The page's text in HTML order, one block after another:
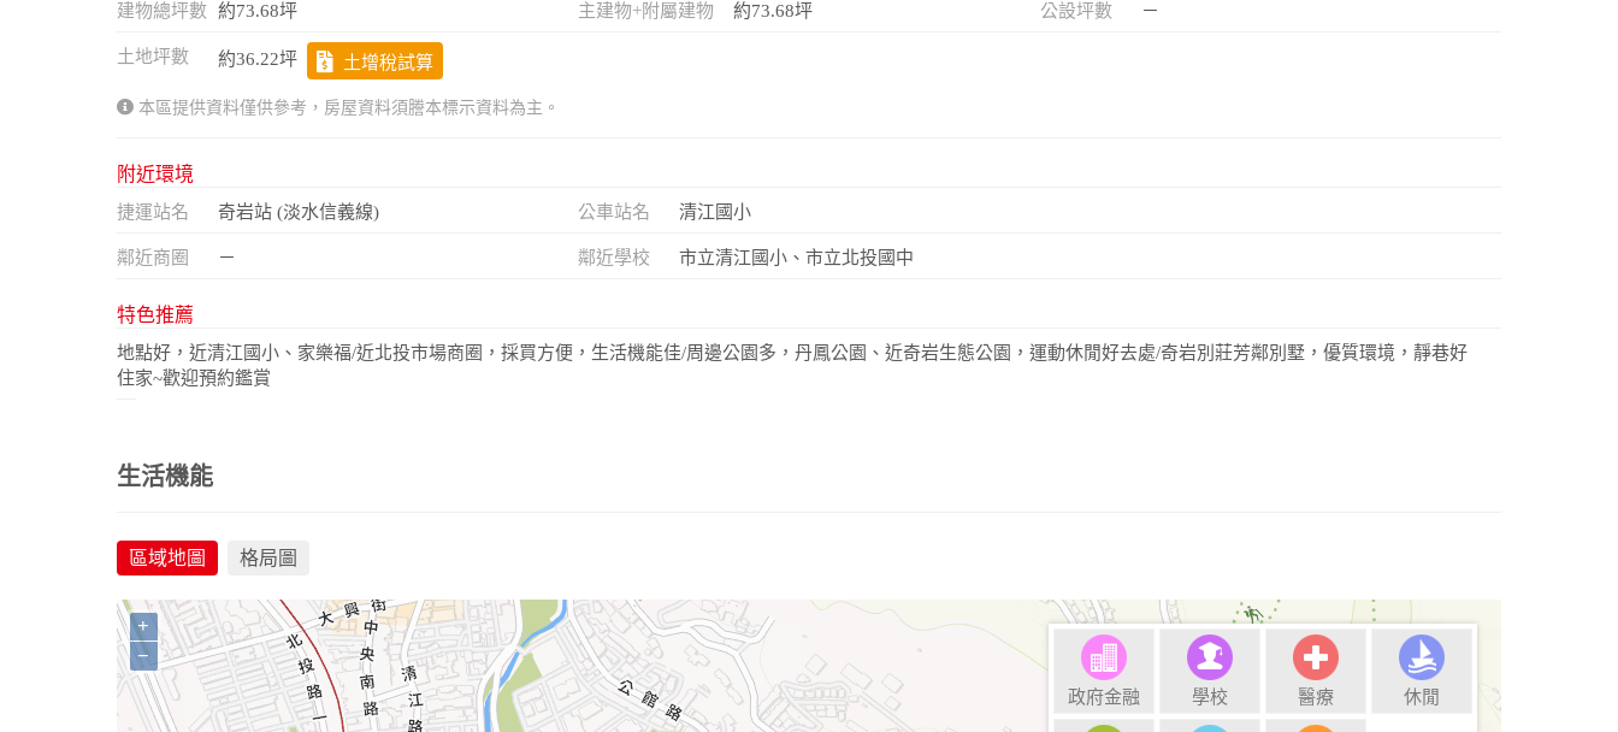
建物總坪數 約73.68坪 主建物+附屬建物 約73.68坪 公設坪數 －
土地坪數 約36.22坪 土增稅試算
本區提供資料僅供參考，房屋資料須謄本標示資料為主。
附近環境
捷運站名 奇岩站 (淡水信義線) 公車站名 清江國小
鄰近商圈 － 鄰近學校 市立清江國小、市立北投國中
特色推薦
地點好，近清江國小、家樂福/近北投市場商圈，採買方便，生活機能佳/周邊公園多，丹鳳公園、近奇岩生態公園，運動休閒好去處/奇岩別莊芳鄰別墅，優質環境，靜巷好
住家~歡迎預約鑑賞
生活機能
區域地圖 格局圖
政府金融 學校 醫療 休閒
+
−